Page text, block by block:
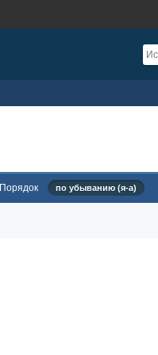
Порядок по убыванию (я-а)